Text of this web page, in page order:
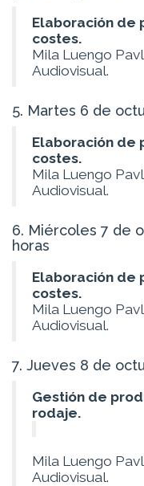
Elaboración de
costes.
Mila Luengo
Audiovisual.
5. Martes 6 de
Elaboración de
costes.
Mila Luengo
Audiovisual.
6. Miércoles 7 de
horas
Elaboración de
costes.
Mila Luengo
Audiovisual.
7. Jueves 8 de
Gestión de
rodaje.
Mila Luengo
Audiovisual.